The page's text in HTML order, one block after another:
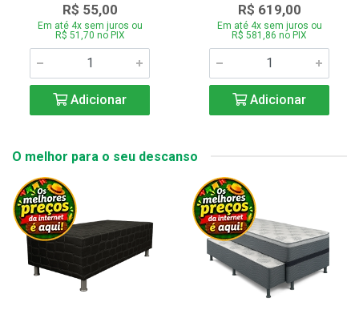
R$ 55,00
Em até 4x sem juros ou
R$ 51,70 no PIX
Adicionar
R$ 619,00
Em até 4x sem juros ou
R$ 581,86 no PIX
Adicionar
O melhor para o seu descanso